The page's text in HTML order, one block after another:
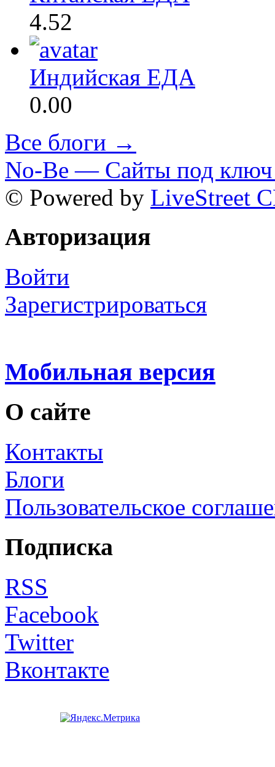
4.52
Индийская ЕДА
0.00
Все блоги →
No-Be — Сайты под ключ
© Powered by LiveStreet
Авторизация
Войти
Зарегистрироваться
Мобильная версия
О сайте
Контакты
Блоги
Пользовательское
Подписка
RSS
Facebook
Twitter
Вконтакте